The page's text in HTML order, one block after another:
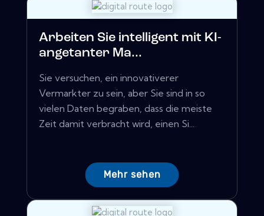
Arbeiten Sie intelligent mit KI-
angetanter Ma...
Sie versuchen, ein innovativerer
Vermarkter zu sein, aber Sie sind in so
vielen Daten begraben, dass die meiste
Zeit damit verbracht wird, einen Si...
Mehr sehen